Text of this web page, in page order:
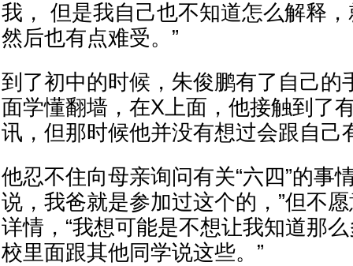
我， 但是我自己也不知道怎么解释
然后也有点难受。”
到了初中的时候，朱俊鹏有了自己的
面学懂翻墙，在X上面，他接触到了
讯，但那时候他并没有想过会跟自己
他忍不住向母亲询问有关“六四”的事
说，我爸就是参加过这个的，”但不
详情，“我想可能是不想让我知道那
校里面跟其他同学说这些。”